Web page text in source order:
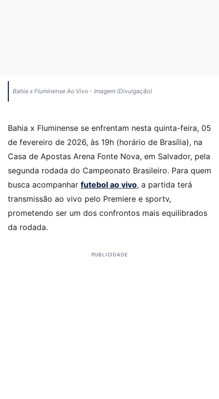
Bahia x Fluminense Ao Vivo - Imagem (Divulgação)
Bahia x Fluminense se enfrentam nesta quinta-feira, 05
de fevereiro de 2026, às 19h (horário de Brasília), na
Casa de Apostas Arena Fonte Nova, em Salvador, pela
segunda rodada do Campeonato Brasileiro. Para quem
busca acompanhar futebol ao vivo, a partida terá
transmissão ao vivo pelo Premiere e sportv,
prometendo ser um dos confrontos mais equilibrados
da rodada.
PUBLICIDADE